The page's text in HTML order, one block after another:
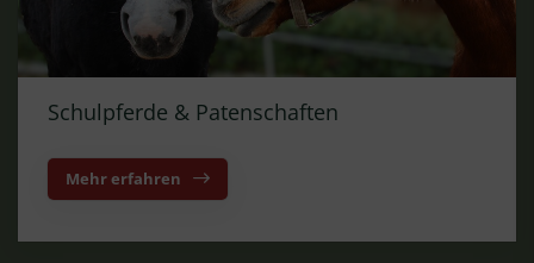
Schulpferde & Patenschaften
Mehr erfahren